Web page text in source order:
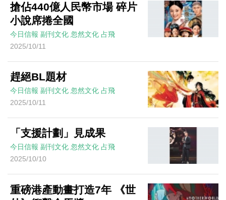
搶佔440億人民幣市場 碎片
小說席捲全國
今日信報 副刊文化 忽然文化 占飛
2025/10/11
趕絕BL題材
今日信報 副刊文化 忽然文化 占飛
2025/10/11
「支援計劃」見成果
今日信報 副刊文化 忽然文化 占飛
2025/10/10
重磅港產動畫打造7年 《世